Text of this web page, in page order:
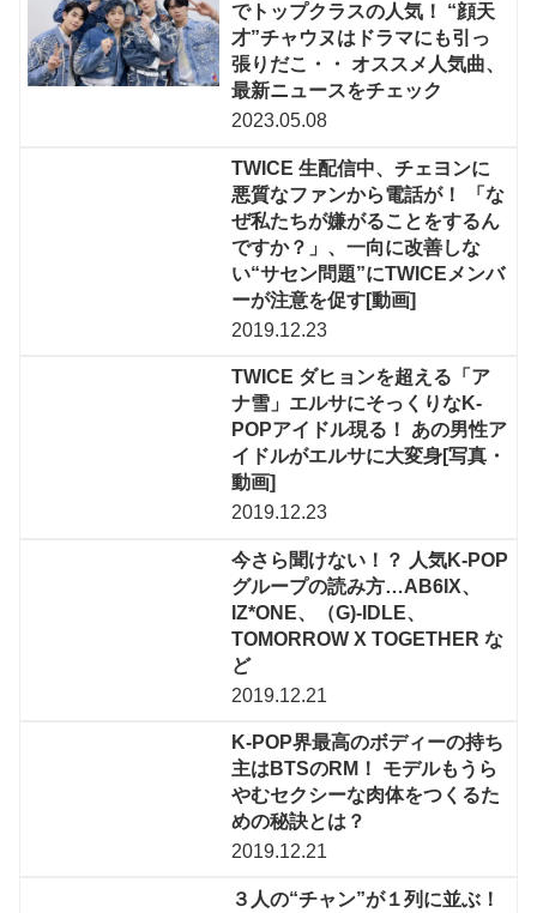
でトップクラスの人気！ “顔天
才”チャウヌはドラマにも引っ
張りだこ・・ オススメ人気曲、
最新ニュースをチェック
2023.05.08
TWICE 生配信中、チェヨンに
悪質なファンから電話が！ 「な
ぜ私たちが嫌がることをするん
ですか？」、一向に改善しな
い“サセン問題”にTWICEメンバ
ーが注意を促す[動画]
2019.12.23
TWICE ダヒョンを超える「ア
ナ雪」エルサにそっくりなK-
POPアイドル現る！ あの男性ア
イドルがエルサに大変身[写真・
動画]
2019.12.23
今さら聞けない！？ 人気K-POP
グループの読み方…AB6IX、
IZ*ONE、（G)-IDLE、
TOMORROW X TOGETHER な
ど
2019.12.21
K-POP界最高のボディーの持ち
主はBTSのRM！ モデルもうら
やむセクシーな肉体をつくるた
めの秘訣とは？
2019.12.21
３人の“チャン”が１列に並ぶ！